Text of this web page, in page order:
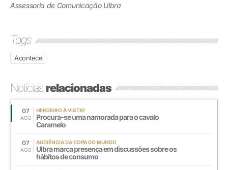
Assessoria de Comunicação Ulbra
Tags
Acontece
Notíciasrelacionadas
07
AGO
HERDEIRO À VISTA?
Procura-se uma namorada para o cavalo
Caramelo
07
AGO
AUDIÊNCIA DA COPA DO MUNDO
Ulbra marca presença em discussões sobre os
hábitos de consumo